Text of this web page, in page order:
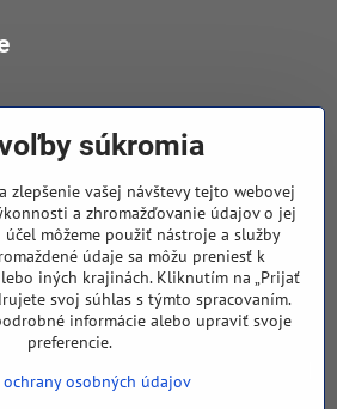
súkromia
zlepšenie vašej návštevy tejto webovej
a zhromažďovanie údajov o jej
môžeme použiť nástroje a služby
údaje sa môžu preniesť k
iných krajinách. Kliknutím na „Prijať
svoj súhlas s týmto spracovaním.
informácie alebo upraviť svoje
preferencie.
ochrany osobných údajov